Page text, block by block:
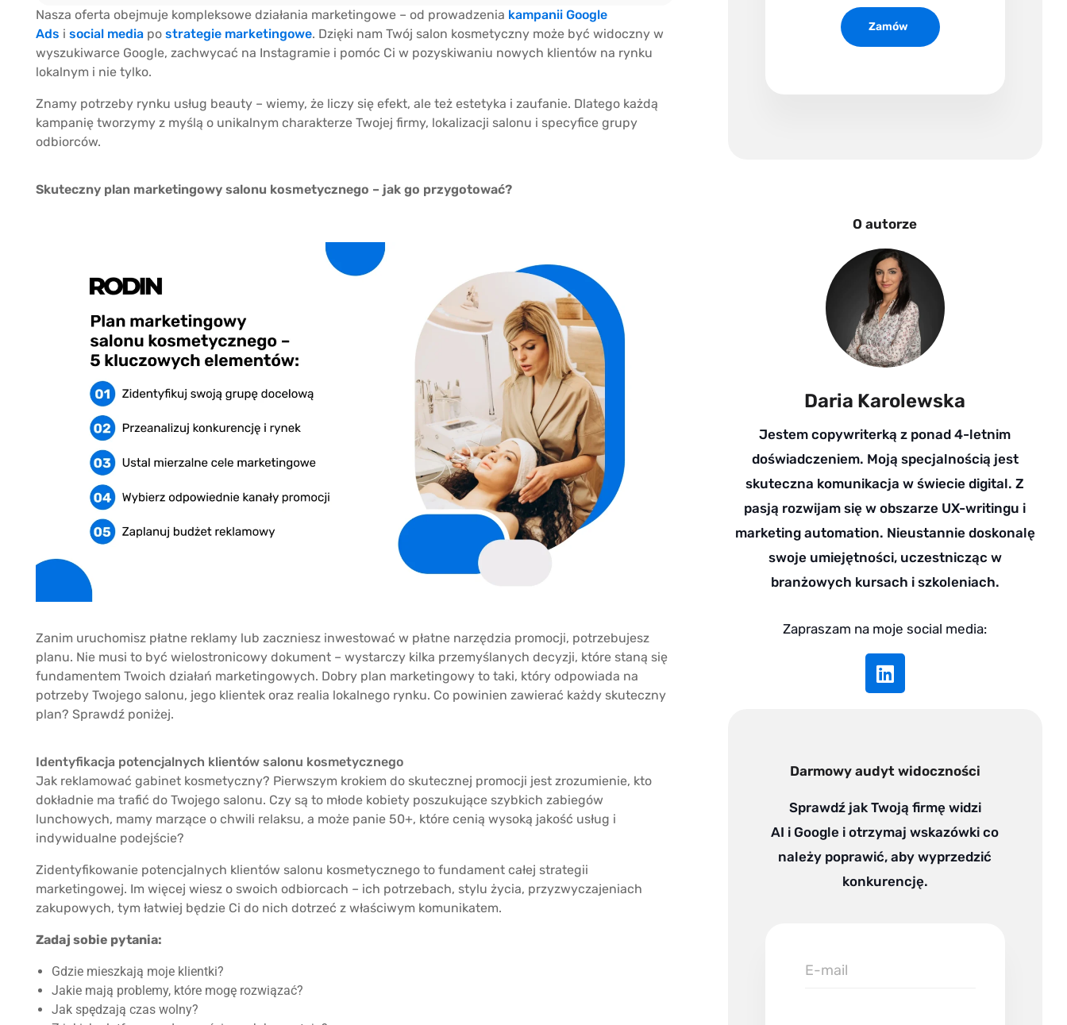
Nasza oferta obejmuje kompleksowe działania marketingowe – od prowadzenia kampanii Google
Ads i social mediapo strategie marketingowe. Dzięki nam Twój salon kosmetyczny może być widoczny w
wyszukiwarce Google, zachwycać na Instagramie i pomóc Ci w pozyskiwaniu nowych klientów na rynku
lokalnym i nie tylko.
Znamy potrzeby rynku usług beauty – wiemy, że liczy się efekt, ale też estetyka i zaufanie. Dlatego każdą
kampanię tworzymy z myślą o unikalnym charakterze Twojej firmy, lokalizacji salonu i specyfice grupy
odbiorców.
Skuteczny plan marketingowy salonu kosmetycznego – jak go przygotować?
Zanim uruchomisz płatne reklamy lub zaczniesz inwestować w płatne narzędzia promocji, potrzebujesz
planu. Nie musi to być wielostronicowy dokument – wystarczy kilka przemyślanych decyzji, które staną się
fundamentem Twoich działań marketingowych. Dobry plan marketingowy to taki, który odpowiada na
potrzeby Twojego salonu, jego klientek oraz realia lokalnego rynku. Co powinien zawierać każdy skuteczny
plan? Sprawdź poniżej.
Identyfikacja potencjalnych klientów salonu kosmetycznego
Jak reklamować gabinet kosmetyczny? Pierwszym krokiem do skutecznej promocji jest zrozumienie, kto
dokładnie ma trafić do Twojego salonu. Czy są to młode kobiety poszukujące szybkich zabiegów
lunchowych, mamy marzące o chwili relaksu, a może panie 50+, które cenią wysoką jakość usług i
indywidualne podejście?
Zidentyfikowanie potencjalnych klientów salonu kosmetycznego to fundament całej strategii
marketingowej. Im więcej wiesz o swoich odbiorcach – ich potrzebach, stylu życia, przyzwyczajeniach
zakupowych, tym łatwiej będzie Ci do nich dotrzeć z właściwym komunikatem.
Zadaj sobie pytania:
Gdzie mieszkają moje klientki?
Jakie mają problemy, które mogę rozwiązać?
Jak spędzają czas wolny?
Zamów
O autorze
Daria Karolewska
Jestem copywriterką z ponad 4-letnim
doświadczeniem. Moją specjalnością jest
skuteczna komunikacja w świecie digital. Z
pasją rozwijam się w obszarze UX-writingu i
marketing automation. Nieustannie doskonalę
swoje umiejętności, uczestnicząc w
branżowych kursach i szkoleniach.
Zapraszam na moje social media:
L
i
d
i
n
Darmowy audyt widoczności
Sprawdź jak Twoją firmę widzi
AI i Google i otrzymaj wskazówki co
należy poprawić, aby wyprzedzić
konkurencję.
E-